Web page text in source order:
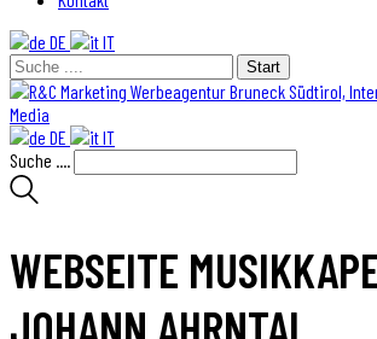
DE
IT
DE
IT
Suche ....
WEBSEITE
JOHANN AHRNTAL